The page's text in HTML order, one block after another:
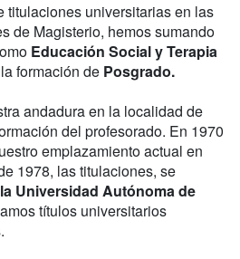
titulaciones universitarias en las
de Magisterio, hemos sumando
Educación Social y Terapia
formación de Posgrado.
andadura en la localidad de
del profesorado. En 1970
emplazamiento actual en
1978, las titulaciones, se
Universidad Autónoma de
títulos universitarios